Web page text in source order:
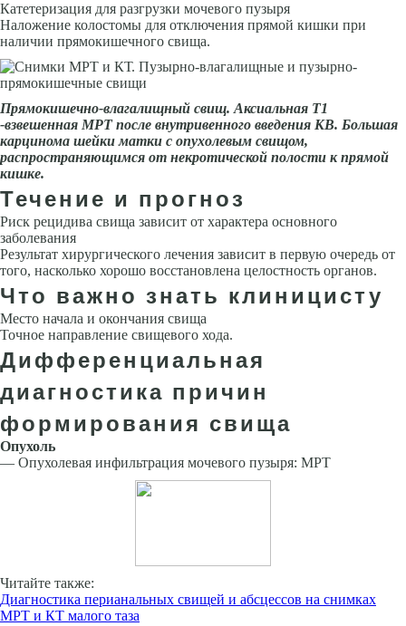
Катетеризация для разгрузки мочевого пузыря
Наложение колостомы для отключения прямой кишки при
наличии прямокишечного свища.
Прямокишечно-влагалищный свищ. Аксиальная Т1
-взвешенная МРТ после внутривенного введения КВ. Большая
карцинома шейки матки с опухолевым свищом,
распространяющимся от некротической полости к прямой
кишке.
Течение и прогноз
Риск рецидива свища зависит от характера основного
заболевания
Результат хирургического лечения зависит в первую очередь от
того, насколько хорошо восстановлена целостность органов.
Что важно знать клиницисту
Место начала и окончания свища
Точное направление свищевого хода.
Дифференциальная
диагностика причин
формирования свища
Опухоль
— Опухолевая инфильтрация мочевого пузыря: МРТ
Читайте также:
Диагностика перианальных свищей и абсцессов на снимках
МРТ и КТ малого таза